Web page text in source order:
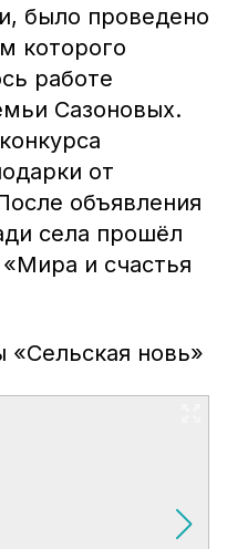
было проведено
которого
работе
Сазоновых.
от
объявления
села прошёл
и счастья
«Сельская новь»